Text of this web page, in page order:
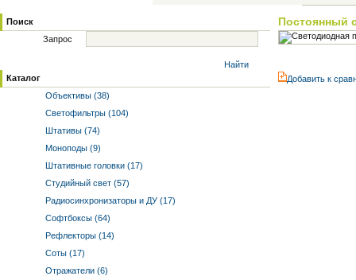
Поиск
Запрос
Найти
Каталог
Объективы (38)
Светофильтры (104)
Штативы (74)
Моноподы (9)
Штативные головки (17)
Студийный свет (57)
Радиосинхронизаторы и ДУ (17)
Софтбоксы (64)
Рефлекторы (14)
Соты (17)
Отражатели (6)
Постоянный
Добавить к